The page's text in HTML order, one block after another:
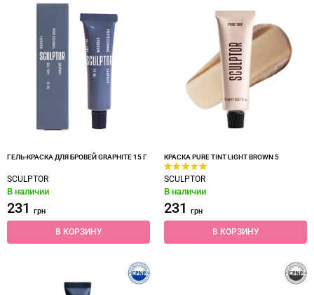
ГЕЛЬ-КРАСКА ДЛЯ БРОВЕЙ GRAPHITE 15 Г
SCULPTOR
В наличии
231 грн
В КОРЗИНУ
КРАСКА PURE TINT LIGHT BROWN 5
SCULPTOR
В наличии
231 грн
В КОРЗИНУ